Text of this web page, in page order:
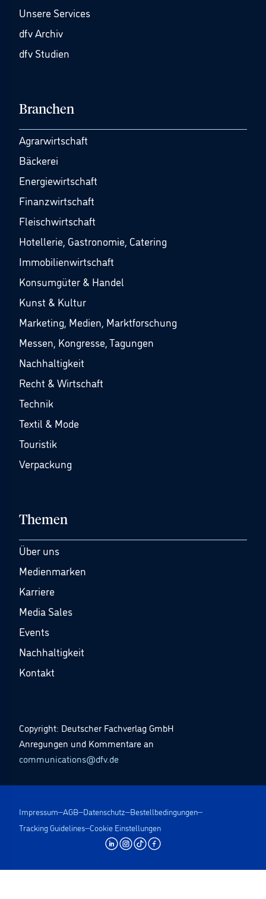
Unsere Services
dfv Archiv
dfv Studien
Branchen
Agrarwirtschaft
Bäckerei
Energiewirtschaft
Finanzwirtschaft
Fleischwirtschaft
Hotellerie, Gastronomie, Catering
Immobilienwirtschaft
Konsumgüter & Handel
Kunst & Kultur
Marketing, Medien, Marktforschung
Messen, Kongresse, Tagungen
Nachhaltigkeit
Recht & Wirtschaft
Technik
Textil & Mode
Touristik
Verpackung
Themen
Über uns
Medienmarken
Karriere
Media Sales
Events
Nachhaltigkeit
Kontakt
Copyright: Deutscher Fachverlag GmbH
Anregungen und Kommentare an
communications@dfv.de
Impressum AGB Datenschutz Bestellbedingungen
Tracking Guidelines Cookie Einstellungen